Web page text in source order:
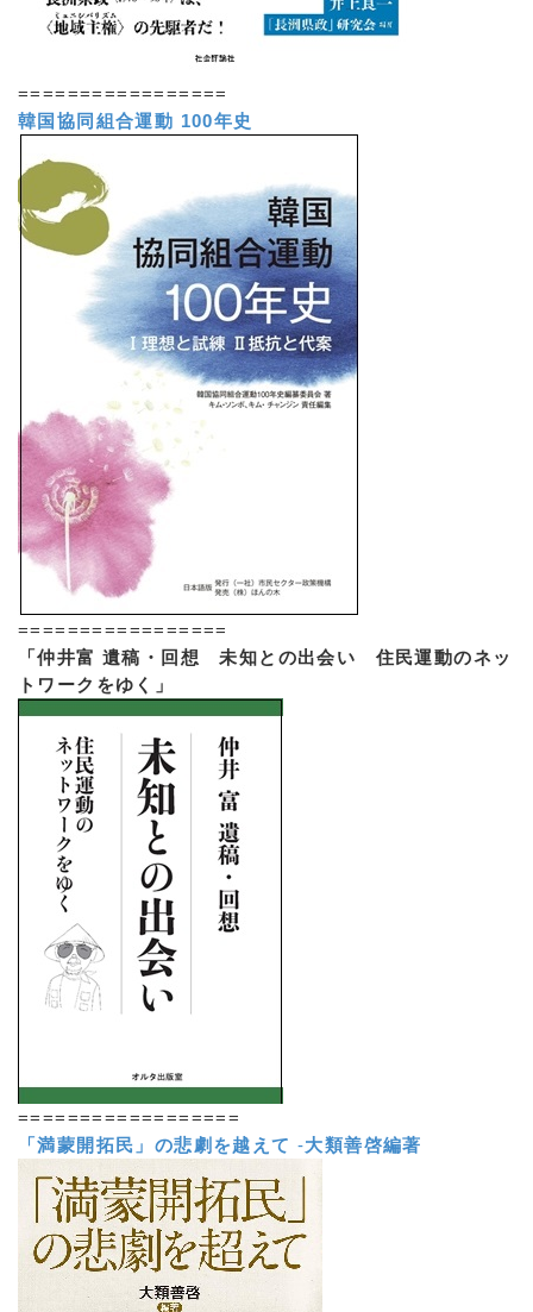
=================
韓国協同組合運動 100年史
=================
「仲井富 遺稿・回想 未知との出会い 住民運動のネッ
トワークをゆく」
==================
「満蒙開拓民」の悲劇を越えて -大類善啓編著